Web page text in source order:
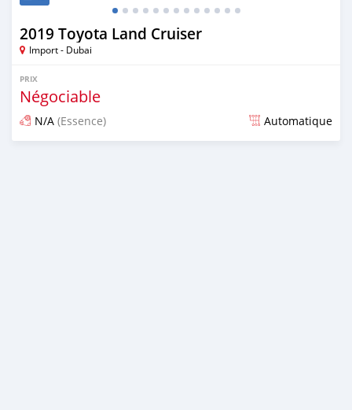
2019 Toyota Land Cruiser
Import - Dubai
PRIX
Négociable
N/A (Essence) Automatique